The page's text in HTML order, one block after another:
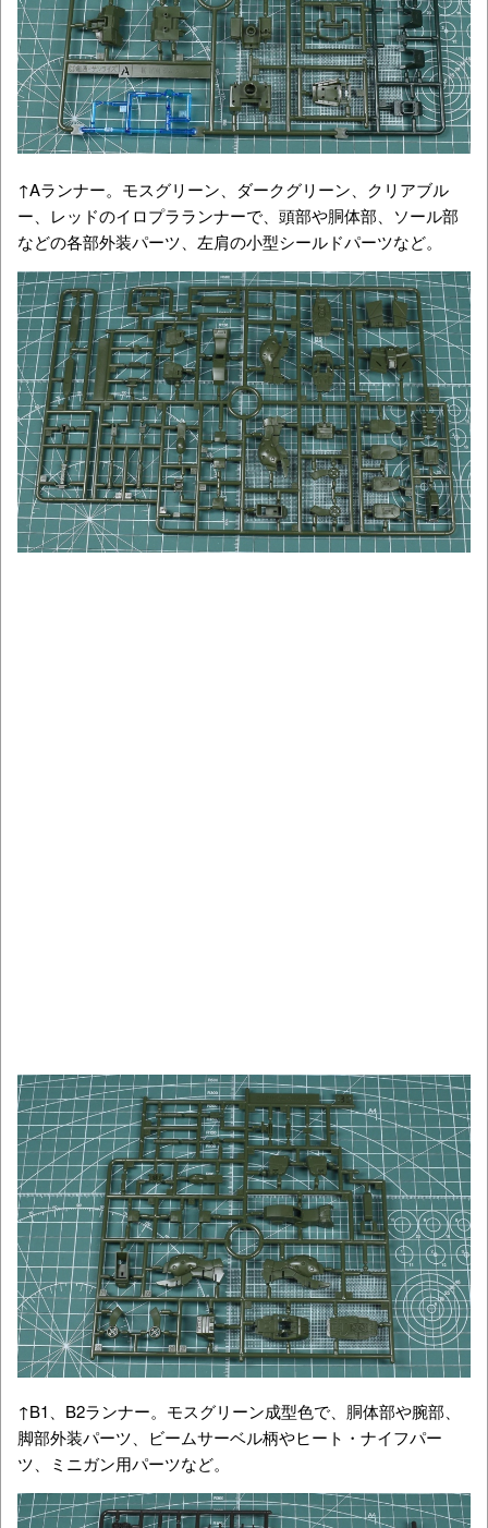
↑Aランナー。モスグリーン、ダークグリーン、クリアブル
ー、レッドのイロプラランナーで、頭部や胴体部、ソール部
などの各部外装パーツ、左肩の小型シールドパーツなど。
↑B1、B2ランナー。モスグリーン成型色で、胴体部や腕部、
脚部外装パーツ、ビームサーベル柄やヒート・ナイフパー
ツ、ミニガン用パーツなど。